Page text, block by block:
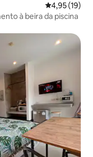
4,95 de uma
4,95 (19)
à beira da piscina